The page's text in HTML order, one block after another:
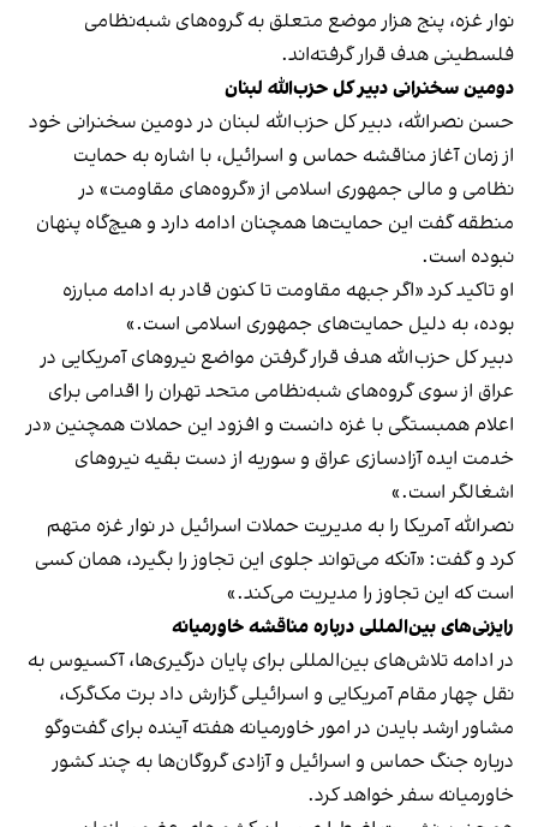
نوار غزه، پنج هزار موضع متعلق به گروه‌های شبه‌نظامی
فلسطینی هدف قرار گرفته‌اند.
دومین سخنرانی دبیر کل حزب‌الله لبنان
حسن نصرالله، دبیر کل حزب‌الله لبنان در دومین سخنرانی خود
از زمان آغاز مناقشه حماس و اسرائیل، با اشاره به حمایت‌
نظامی و مالی جمهوری اسلامی از «گروه‌های مقاومت» در
منطقه گفت این حمایت‌ها همچنان ادامه دارد و هیچ‌گاه پنهان
نبوده‌ است.
او تاکید کرد «اگر جبهه مقاومت تا کنون قادر به ادامه مبارزه
بوده، به دلیل حمایت‌های جمهوری اسلامی است.»
دبیر کل حزب‌الله هدف قرار گرفتن مواضع نیروهای آمریکایی در
عراق از سوی گروه‌های شبه‌نظامی متحد تهران را اقدامی برای
اعلام همبستگی با غزه دانست و افزود این حملات همچنین «در
خدمت ایده آزادسازی عراق و سوریه از دست بقیه نیروهای
اشغالگر است.»
نصرالله آمریکا را به مدیریت حملات اسرائیل در نوار غزه متهم
کرد و گفت: «آنکه می‌تواند جلوی این تجاوز را بگیرد، همان کسی
است که این تجاوز را مدیریت می‌کند.»
رایزنی‌های بین‌المللی درباره مناقشه خاورمیانه
در ادامه تلاش‌های بین‌المللی برای پایان درگیری‌ها، آکسیوس به
نقل چهار مقام آمریکایی و اسرائیلی گزارش داد برت مک‌گرک،
مشاور ارشد بایدن در امور خاورمیانه هفته آینده برای گفت‌وگو
درباره جنگ حماس و اسرائیل و آزادی گروگان‌ها به چند کشور
خاورمیانه سفر خواهد کرد.